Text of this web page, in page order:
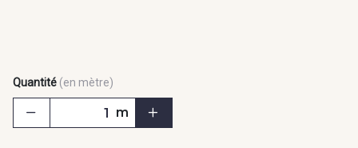
Quantité (en mètre)
m